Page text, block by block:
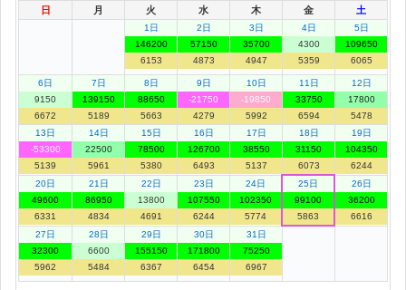
日 月 火 水 木 金 土
1日
146200
6153
2日
57150
4873
3日
35700
4947
4日
4300
5359
5日
109650
6065
6日
9150
6672
7日
139150
5189
8日
88650
5663
9日
-21750
4279
10日
-19850
5992
11日
33750
6594
12日
17800
5478
13日
-53300
5139
14日
22500
5961
15日
78500
5380
16日
126700
6493
17日
38550
5137
18日
31150
6073
19日
104350
6244
20日
49600
6331
21日
86950
4834
22日
13800
4691
23日
107550
6244
24日
102350
5774
25日
99100
5863
26日
36200
6616
27日
32300
5962
28日
6600
5484
29日
155150
6367
30日
171800
6454
31日
75250
6967